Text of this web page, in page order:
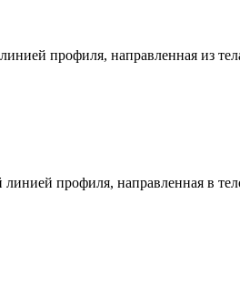
профиля, направленная из
линией профиля, направленная в